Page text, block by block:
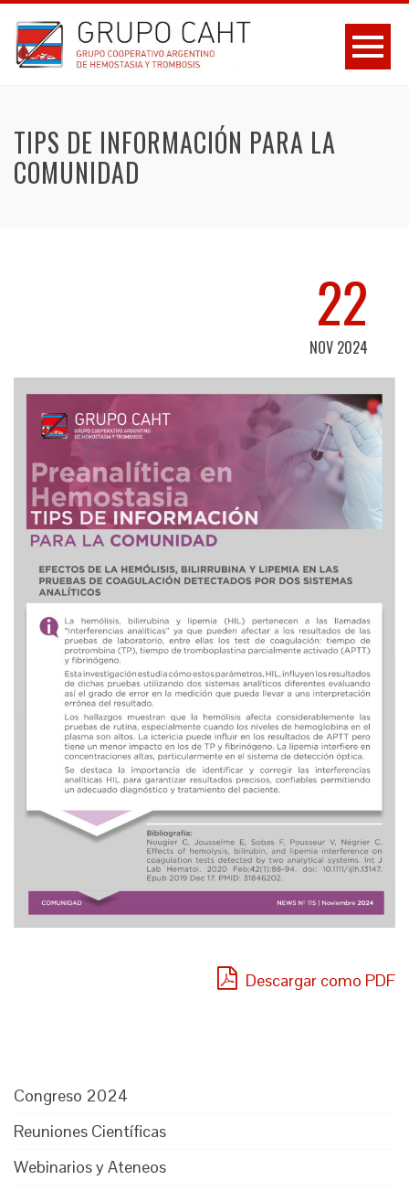
TIPS DE INFORMACIÓN PARA LA
COMUNIDAD
22
NOV 2024
Descargar como PDF
Congreso 2024
Reuniones Científicas
Webinarios y Ateneos